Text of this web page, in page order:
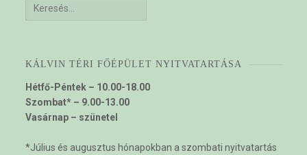
Keresés:
KÁLVIN TÉRI FŐÉPÜLET NYITVATARTÁSA
Hétfő-Péntek – 10.00-18.00
Szombat* – 9.00-13.00
Vasárnap – szünetel
*Július és augusztus hónapokban a szombati nyitvatartás